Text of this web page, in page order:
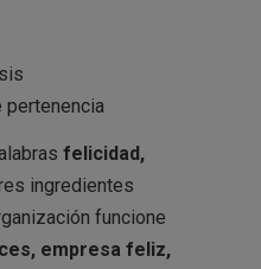
pertenencia
felicidad,
ingredientes
funcione
empresa feliz,